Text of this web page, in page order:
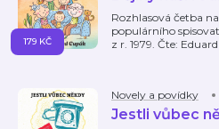
Rozhlasová četba
populárního
z r. 1979. Čte:
179 KČ
Novely a povídky
Jestli vůbec